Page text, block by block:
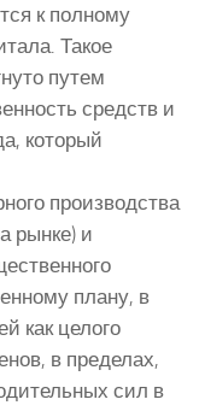
к полному
Такое
путем
средств и
который
производства
рынке) и
плану, в
как целого
в пределах,
сил в